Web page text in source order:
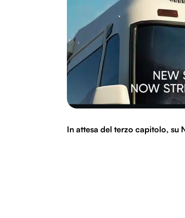
In attesa del terzo capitolo, su